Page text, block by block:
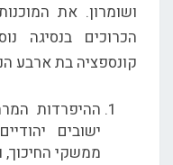
ושומרון. את
הכרוכים בנסיגה
קונספציה בת ארבע
ההיפרדות
ישובים
ממשקי החיכוך,